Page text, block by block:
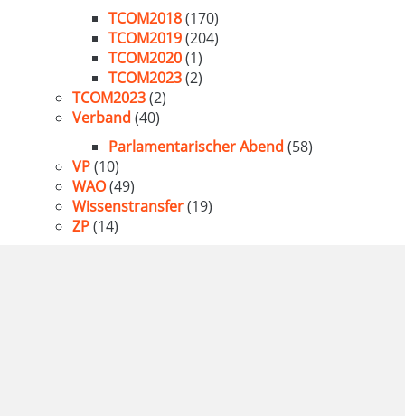
TCOM2018(170)
TCOM2019(204)
TCOM2020(1)
TCOM2023(2)
TCOM2023(2)
Verband (40)
Parlamentarischer Abend (58)
VP(10)
WAO(49)
Wissenstransfer(19)
ZP(14)